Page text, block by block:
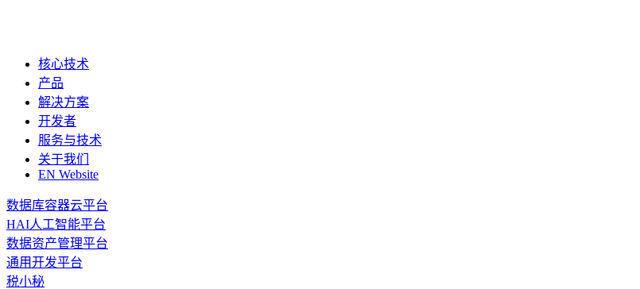
核心技术
产品
解决方案
开发者
服务与技术
关于我们
EN Website
数据库容器云平台
HAI人工智能平台
数据资产管理平台
通用开发平台
税小秘